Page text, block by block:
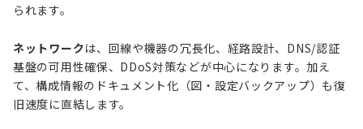
られます。
ネットワークは、回線や機器の冗長化、経路設計、DNS/認証
基盤の可用性確保、DDoS対策などが中心になります。加え
て、構成情報のドキュメント化（図・設定バックアップ）も復
旧速度に直結します。